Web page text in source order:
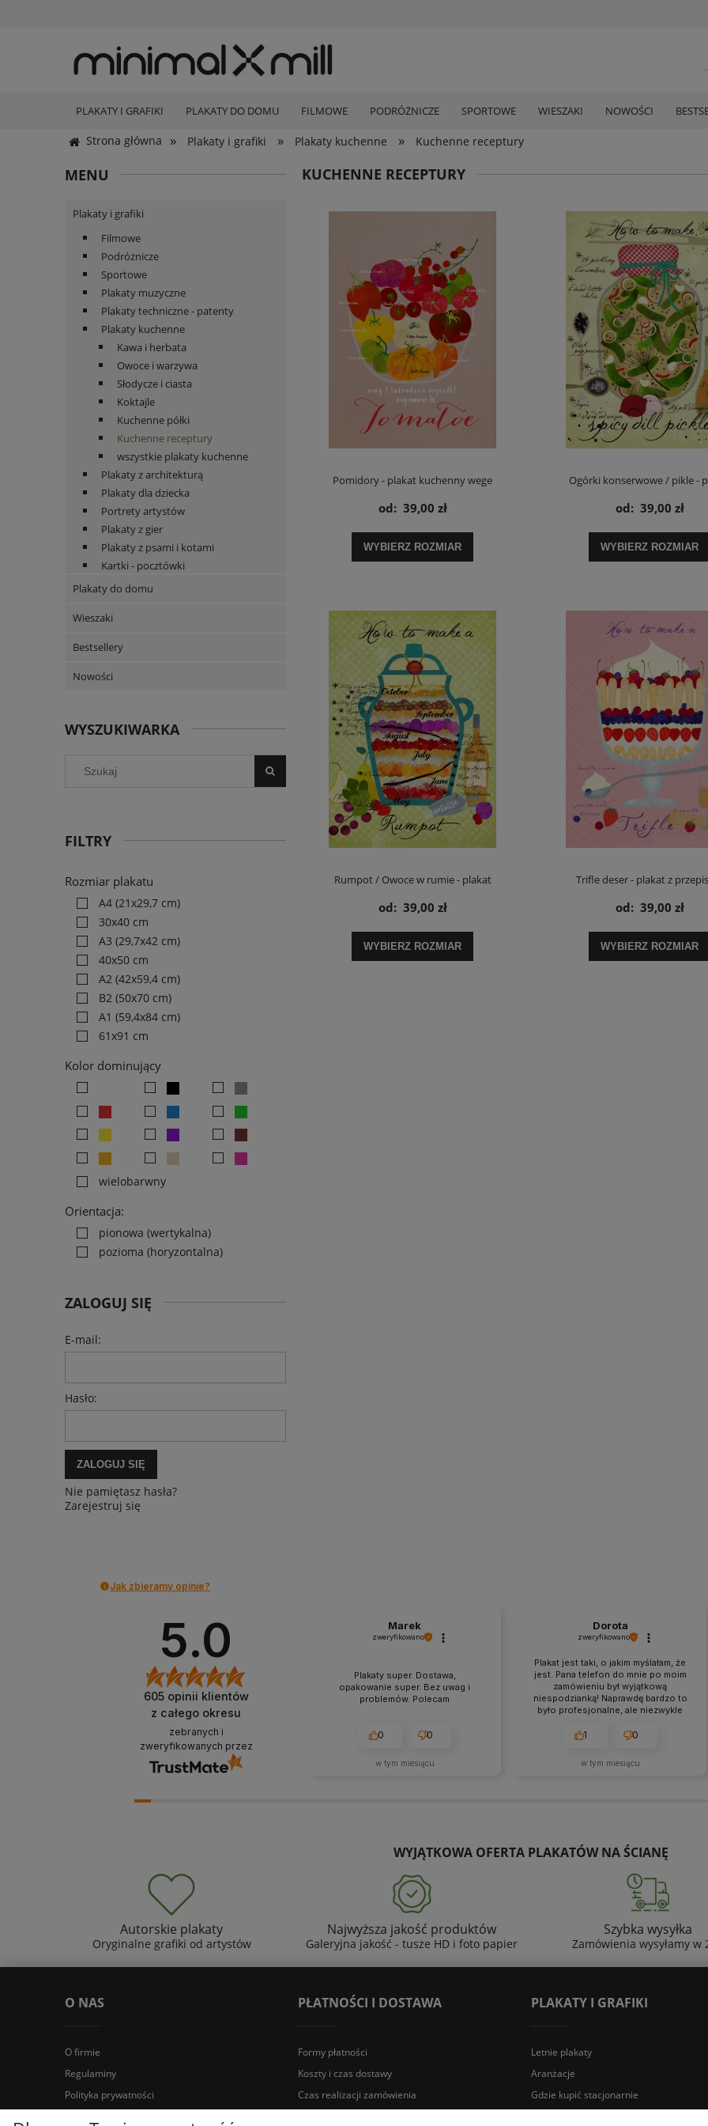
PLAKATY I GRAFIKI PLAKATY DO DOMU FILMOWE PODRÓŻNICZE SPORTOWE WIESZAKI NOWOŚCI
Strona główna » Plakaty i grafiki » Plakaty kuchenne » Kuchenne receptury
MENU
Plakaty i grafiki
Filmowe
Podróżnicze
Sportowe
Plakaty muzyczne
Plakaty techniczne - patenty
Plakaty kuchenne
Kawa i herbata
Owoce i warzywa
Słodycze i ciasta
Koktajle
Kuchenne półki
Kuchenne receptury
wszystkie plakaty kuchenne
Plakaty z architekturą
Plakaty dla dziecka
Portrety artystów
Plakaty z gier
Plakaty z psami i kotami
Kartki - pocztówki
Plakaty do domu
Wieszaki
Bestsellery
Nowości
WYSZUKIWARKA
FILTRY
Rozmiar plakatu
A4 (21x29,7 cm)
30x40 cm
A3 (29,7x42 cm)
40x50 cm
A2 (42x59,4 cm)
B2 (50x70 cm)
A1 (59,4x84 cm)
61x91 cm
Kolor dominujący
wielobarwny
Orientacja:
pionowa (wertykalna)
pozioma (horyzontalna)
ZALOGUJ SIĘ
E-mail:
Hasło:
ZALOGUJ SIĘ
Nie pamiętasz hasła?
Zarejestruj się
KUCHENNE RECEPTURY
Pomidory - plakat kuchenny wege
od: 39,00 zł
WYBIERZ ROZMIAR
Ogórki konserwowe / pikle -
od: 39,00 zł
WYBIERZ ROZMIAR
Rumpot / Owoce w rumie - plakat
od: 39,00 zł
WYBIERZ ROZMIAR
Trifle deser - plakat z
od: 39,00 zł
WYBIERZ ROZMIAR
Jak zbieramy opinie?
5.0
605opinii klientów
z całego okresu
zebranych i
zweryfikowanych przez
Marek
zweryfikowano
Plakaty super. Dostawa,
opakowanie super. Bez uwag i
problemów. Polecam
0 0
w tym miesiącu
Dorota
zweryfikowano
Plakat jest taki, o jakim myślałam, że
jest. Pana telefon do mnie po moim
zamówieniu był wyjątkową
niespodzianką! Naprawdę bardzo to
było profesjonalne, ale niezwykle
klienta! Pozdrawiam,Dorota
1 0
w tym miesiącu
WYJĄTKOWA OFERTA PLAKATÓW NA ŚCIANĘ
Autorskie plakaty
Oryginalne grafiki od artystów
Najwyższa jakość produktów
Galeryjna jakość - tusze HD i foto papier
Szybka wysyłka
Zamówienia wysyłamy w
O NAS
O firmie
Regulaminy
Polityka prywatności
PŁATNOŚCI I DOSTAWA
Formy płatności
Koszty i czas dostawy
Czas realizacji zamówienia
PLAKATY I GRAFIKI
Letnie plakaty
Aranżacje
Gdzie kupić stacjonarnie